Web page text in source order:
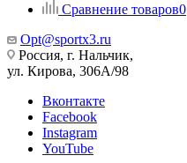
Сравнение товаров0
Opt@sportx3.ru
Россия, г. Нальчик,
ул. Кирова, 306А/98
Вконтакте
Facebook
Instagram
YouTube